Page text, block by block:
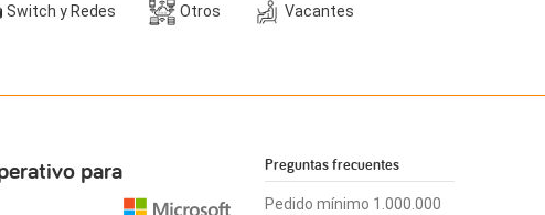
Switch y Redes Otros Vacantes
para
Preguntas frecuentes
Pedido mínimo 1.000.000